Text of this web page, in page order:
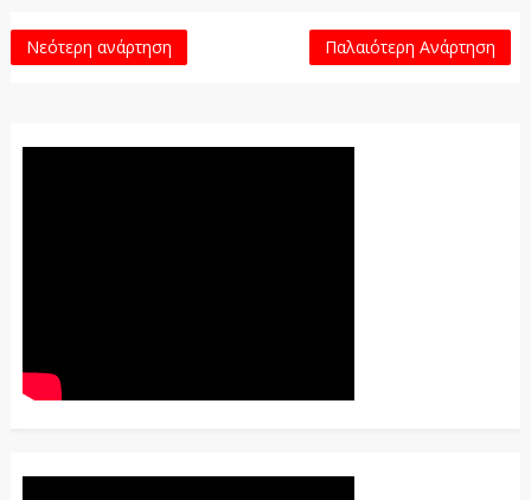
Νεότερη ανάρτηση Παλαιότερη Ανάρτηση